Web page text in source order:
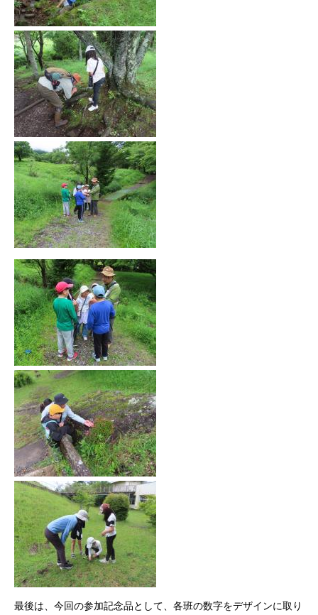
最後は、今回の参加記念品として、各班の数字をデザインに取り